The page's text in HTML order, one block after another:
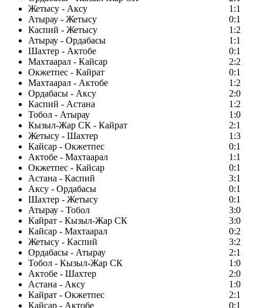
Жетысу - Аксу
1:1
Атырау - Жетысу
0:1
Каспий - Жетысу
1:2
Атырау - Ордабасы
1:1
Шахтер - Актобе
0:1
Махтаарал - Кайсар
2:2
Окжетпес - Кайрат
0:1
Махтаарал - Актобе
1:2
Ордабасы - Аксу
2:0
Каспий - Астана
1:2
Тобол - Атырау
1:0
Кызыл-Жар СК - Кайрат
2:1
Жетысу - Шахтер
1:3
Кайсар - Окжетпес
0:1
Актобе - Махтаарал
1:1
Окжетпес - Кайсар
0:1
Астана - Каспий
3:1
Аксу - Ордабасы
0:1
Шахтер - Жетысу
0:1
Атырау - Тобол
3:0
Кайрат - Кызыл-Жар СК
3:0
Кайсар - Махтаарал
0:2
Жетысу - Каспий
3:2
Ордабасы - Атырау
2:1
Тобол - Кызыл-Жар СК
1:0
Актобе - Шахтер
2:0
Астана - Аксу
1:0
Кайрат - Окжетпес
2:1
Кайсар - Актобе
0:1